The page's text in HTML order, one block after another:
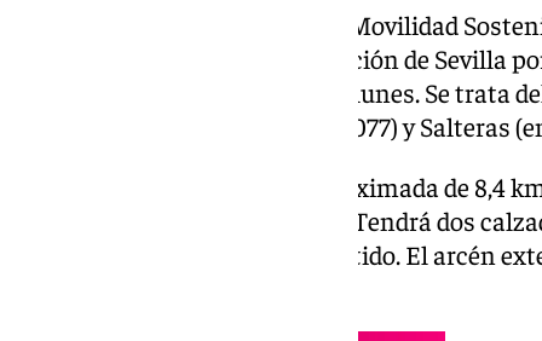
El Ministerio de Transportes y Movilidad
la segunda ronda de circunvalación de Sevilla
ha publicado Radio Sevilla este lunes. Se trata
40, entre Valencina (enlace A-8077) y Salteras
La vía tendrá una longitud aproximada de 8,4
inferiores y 5 pasos superiores. Tendrá dos
metros de ancho para cada sentido. El arcén